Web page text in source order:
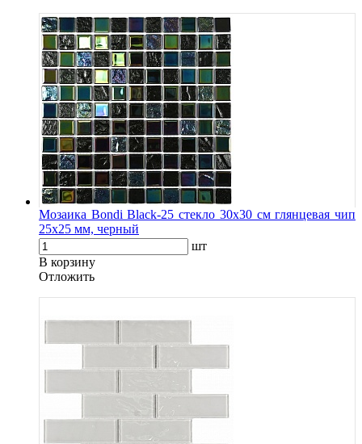
Мозаика Bondi Black-25 стекло 30х30 см глянцевая чип
25х25 мм, черный
шт
В корзину
Oтложить